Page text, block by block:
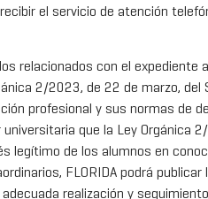
el servicio de atención
relacionados con el expediente
2/2023, de 22 de marzo,
profesional y sus normas de
que la Ley Orgánica
legítimo de los alumnos en
FLORIDA podrá
realización y